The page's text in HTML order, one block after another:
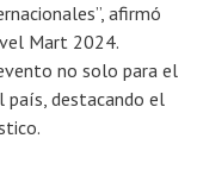
afirmó
Mart 2024.
no solo para el
país, destacando el